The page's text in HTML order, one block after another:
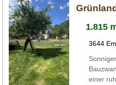
1.815
3644
einer